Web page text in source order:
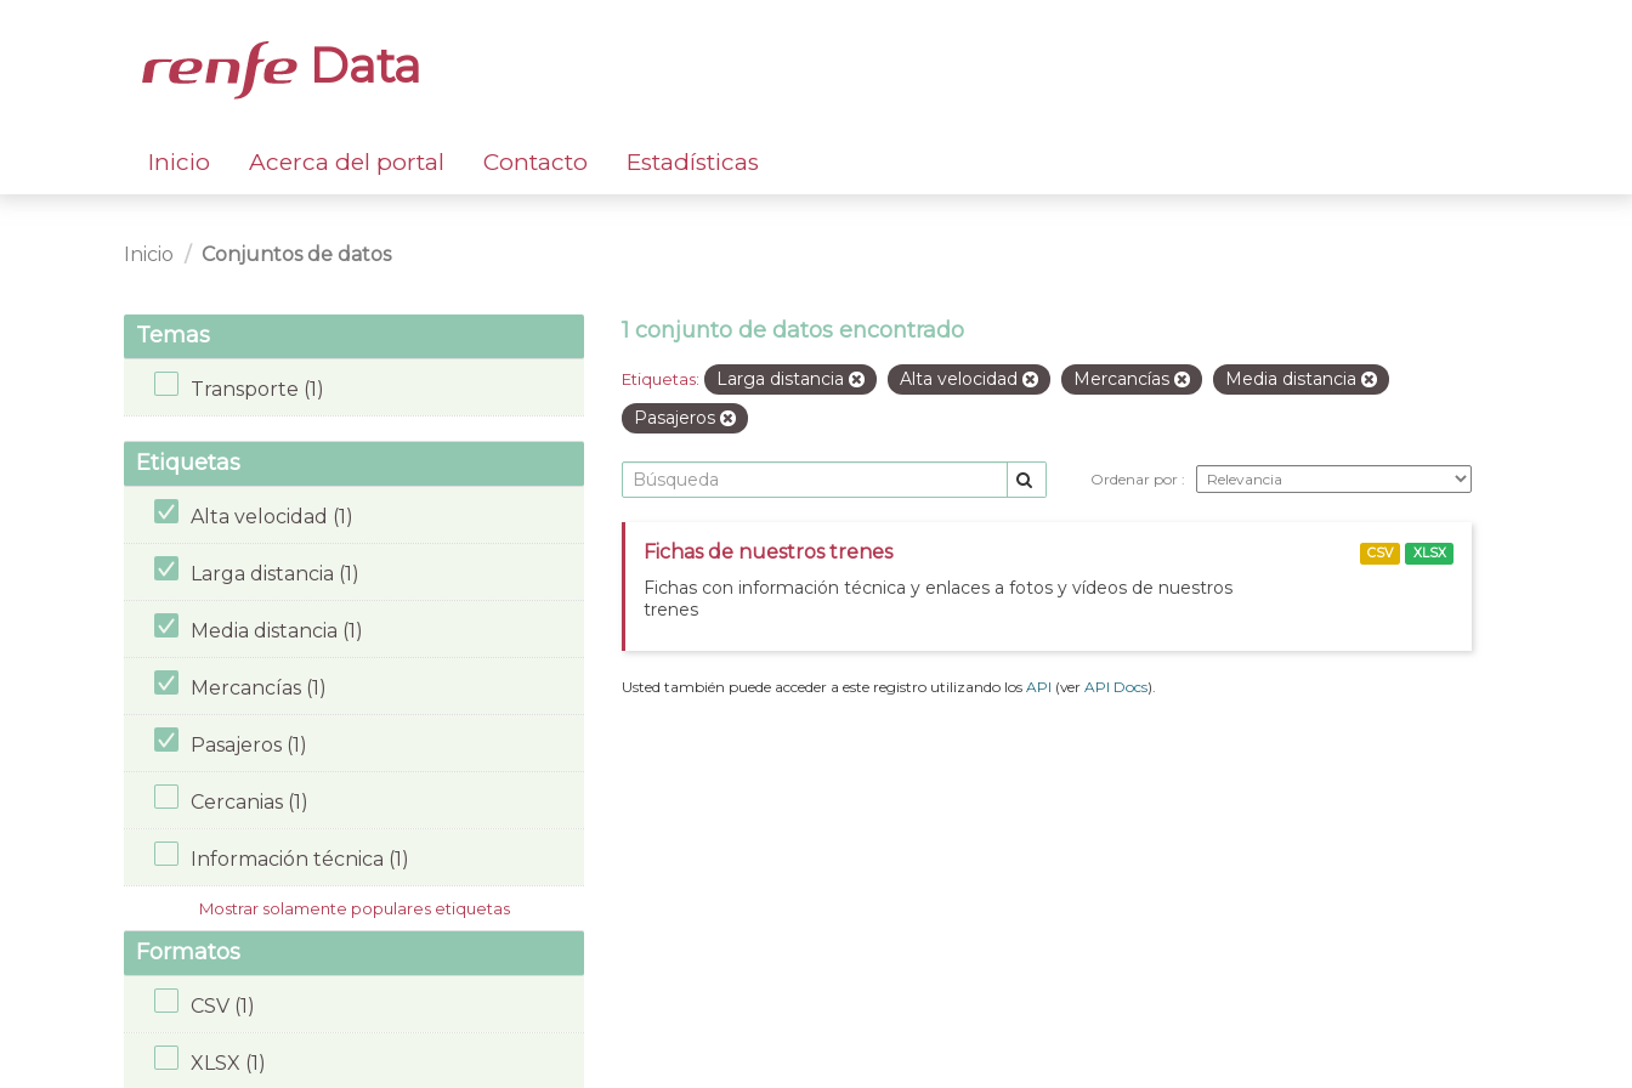
Data
Inicio Acerca del portal Contacto Estadísticas
Inicio Conjuntos de datos
Temas
Transporte (1)
Etiquetas
Alta velocidad (1)
Larga distancia (1)
Media distancia (1)
Mercancías (1)
Pasajeros (1)
Cercanias (1)
Información técnica (1)
Mostrar solamente populares etiquetas
Formatos
CSV (1)
XLSX (1)
1 conjunto de datos encontrado
Etiquetas: Larga distancia Alta velocidad Mercancías
Media distancia
Pasajeros
Ordenar por
Fichas de nuestros trenes
Fichas con información técnica y enlaces a fotos y vídeos de nuestros
trenes
CSV XLSX
Usted también puede acceder a este registro utilizando los API (ver API Docs).